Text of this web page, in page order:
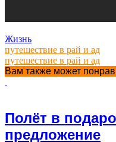
Жизнь
путешествие в рай и ад
путешествие в рай и ад
Вам также может
Полёт в
предложение